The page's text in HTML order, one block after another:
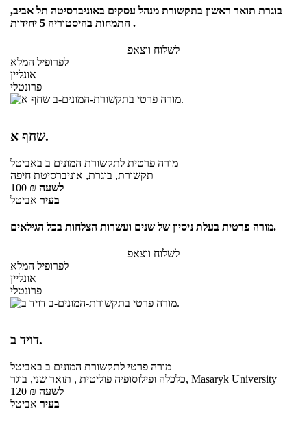
בוגרת תואר ראשון בתקשורת מנהל עסקים באוניברסיטה תל אביב,
התמחות בהיסטוריה 5 יחידות .
לשלוח ווצאפ
לפרופיל המלא
אונליין
פרונטלי
שחף א.
מורה פרטית לתקשורת המונים ב באביטל
תקשורת, בוגרת, אוניברסיטת חיפה
100 ₪ לשעה
בעיר אביטל
מורה פרטית בעלת ניסיון של שנים ועשרות הצלחות בכל הגילאים.
לשלוח ווצאפ
לפרופיל המלא
אונליין
פרונטלי
דויד ב.
מורה פרטי לתקשורת המונים ב באביטל
כלכלה ופילוסופיה פוליטית , תואר שני, בוגר, Masaryk University
120 ₪ לשעה
בעיר אביטל